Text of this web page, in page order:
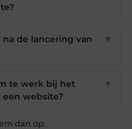
de lancering van
▼
te werk bij het
website?
▼
dan op: